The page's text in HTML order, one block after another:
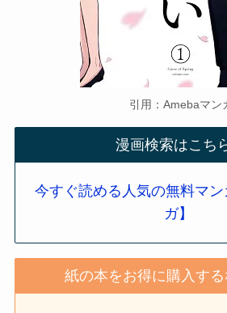
引用：Amebaマン
漫画検索はこち
今すぐ読める人気の無料マ
ガ】
紙の本をお得に購入す